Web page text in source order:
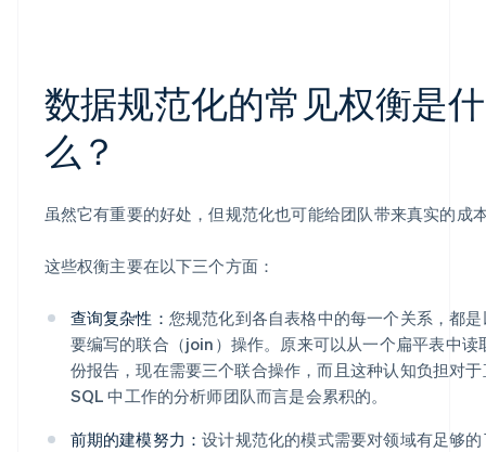
数据规范化的常见权衡是什
么？
虽然它有重要的好处，但规范化也可能给团队带来真实的成
这些权衡主要在以下三个方面：
查询复杂性： 您规范化到各自表格中的每一个关系，都
要编写的联合（join）操作。原来可以从一个扁平表中读
份报告，现在需要三个联合操作，而且这种认知负担对
SQL 中工作的分析师团队而言是会累积的。
前期的建模努力：设计规范化的模式需要对领域有足够